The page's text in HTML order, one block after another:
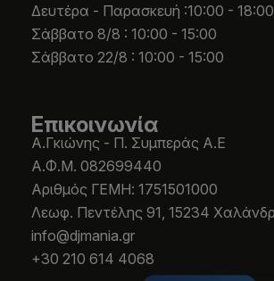
Δευτέρα - Παρασκευή :10:00 - 18:00
Σάββατο 8/8 : 10:00 - 15:00
Σάββατο 22/8 : 10:00 - 15:00
Επικοινωνία
Α.Γκιώνης - Π. Συμπεράς Α.Ε
Α.Φ.Μ. 082699440
Aριθμός ΓΕΜΗ: 1751501000
Λεωφ. Πεντέλης 91, 15234
info@djmania.gr
+30 210 614 4068